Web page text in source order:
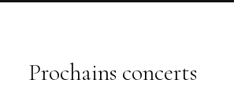
Prochains concerts